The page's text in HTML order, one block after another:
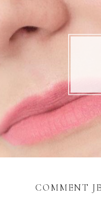
COMMENT